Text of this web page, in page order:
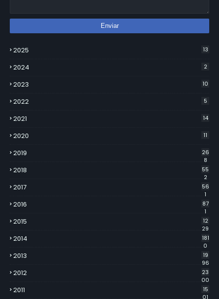
2025 13
2024 2
2023 10
2022 5
2021 14
2020 11
2019
26
8
2018
55
2
2017
56
1
2016
87
1
2015
12
29
2014
181
0
2013
19
96
2012
23
00
2011
15
01